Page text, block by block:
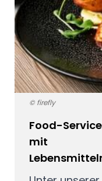
Food-
mit
© firefly